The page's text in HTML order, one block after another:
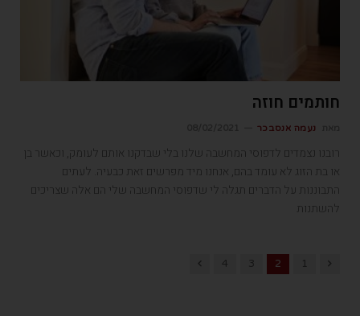
חותמים חוזה
נעמה אנסבכר
רובנו נצמדים לדפוסי המחשבה שלנו בלי שבדקנו אותם לעומק, וכאשר בן
או בת הזוג לא עומד בהם, אנחנו מיד מפרשים זאת כבעיה. לעתים
התבוננות על הדברים תגלה לי שדפוסי המחשבה שלי הם אלה שצריכים
להשתנות
Previous
1
2
3
4
Next